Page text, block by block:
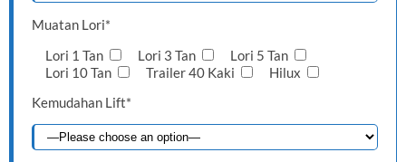
Muatan Lori*
Lori 1 Tan
Lori 3 Tan
Lori 5 Tan
Lori 10 Tan
Trailer 40 Kaki
Hilux
Kemudahan Lift*